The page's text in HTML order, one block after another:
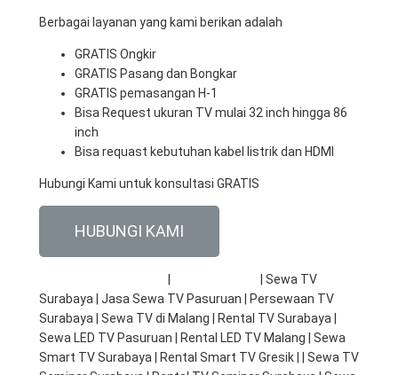
Berbagai layanan yang kami berikan adalah
GRATIS Ongkir
GRATIS Pasang dan Bongkar
GRATIS pemasangan H-1
Bisa Request ukuran TV mulai 32 inch hingga 86
inch
Bisa requast kebutuhan kabel listrik dan HDMI
Hubungi Kami untuk konsultasi GRATIS
HUBUNGI KAMI
| Sewa TV
Surabaya | Jasa Sewa TV Pasuruan | Persewaan TV
Surabaya | Sewa TV di Malang | Rental TV Surabaya |
Sewa LED TV Pasuruan | Rental LED TV Malang | Sewa
Smart TV Surabaya | Rental Smart TV Gresik | | Sewa TV